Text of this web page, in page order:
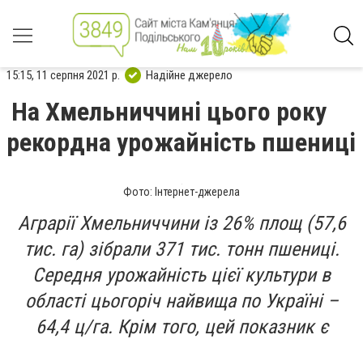
15:15, 11 серпня 2021 р. Надійне джерело
На Хмельниччині цього року
рекордна урожайність пшениці
Фото: Інтернет-джерела
Аграрії Хмельниччини із 26% площ (57,6
тис. га) зібрали 371 тис. тонн пшениці.
Середня урожайність цієї культури в
області цьогоріч найвища по Україні –
64,4 ц/га. Крім того, цей показник є